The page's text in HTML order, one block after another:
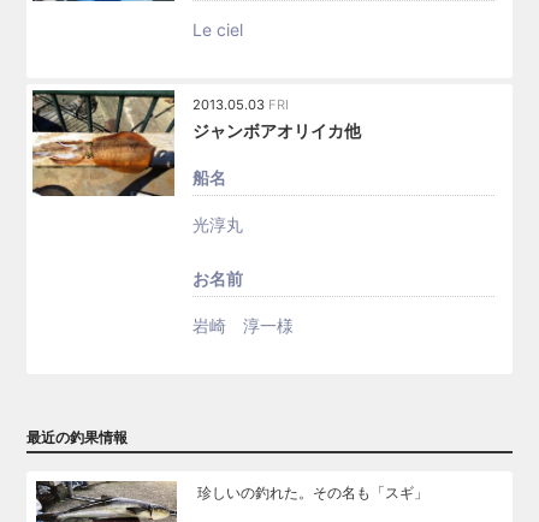
Le ciel
2013.05.03 FRI
ジャンボアオリイカ他
船名
光淳丸
お名前
岩崎 淳一様
最近の釣果情報
珍しいの釣れた。その名も「スギ」